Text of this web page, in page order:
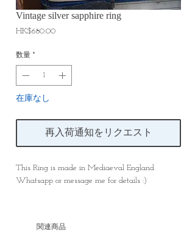
Vintage silver sapphire ring
HK$680.00価
数量 *
在庫なし
再入荷通知をリクエスト
This Ring is made in Mediaeval England
Whatsapp or message me for details :)
関連商品